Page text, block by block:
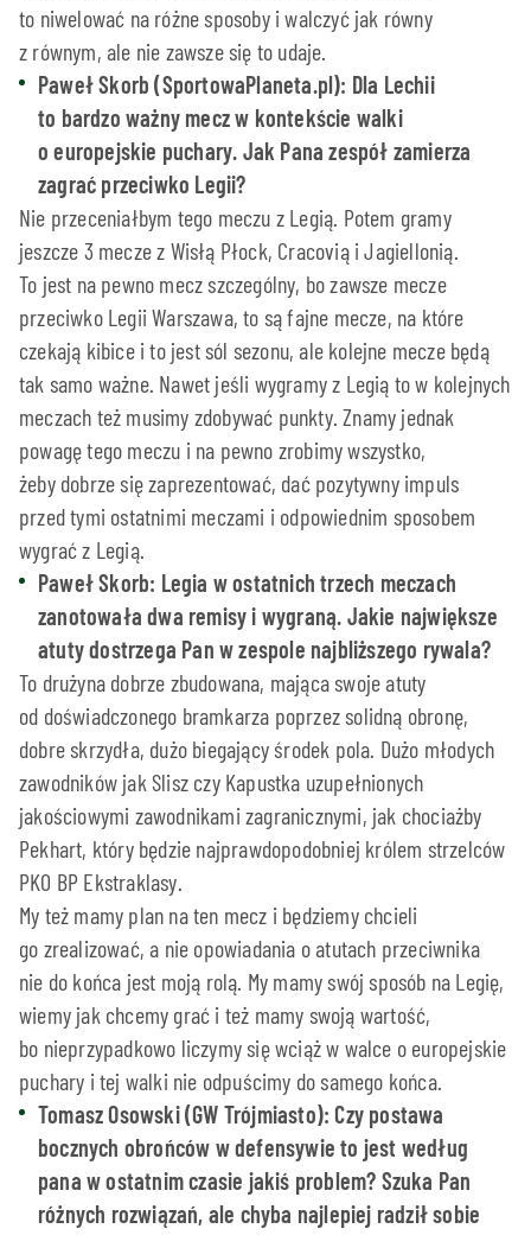
to niwelować na różne sposoby i walczyć jak równy
z równym, ale nie zawsze się to udaje.
Paweł Skorb (SportowaPlaneta.pl): Dla Lechii
to bardzo ważny mecz w kontekście walki
o europejskie puchary. Jak Pana zespół zamierza
zagrać przeciwko Legii?
Nie przeceniałbym tego meczu z Legią. Potem gramy
jeszcze 3 mecze z Wisłą Płock, Cracovią i Jagiellonią.
To jest na pewno mecz szczególny, bo zawsze mecze
przeciwko Legii Warszawa, to są fajne mecze, na które
czekają kibice i to jest sól sezonu, ale kolejne mecze będą
tak samo ważne. Nawet jeśli wygramy z Legią to w kolejnych
meczach też musimy zdobywać punkty. Znamy jednak
powagę tego meczu i na pewno zrobimy wszystko,
żeby dobrze się zaprezentować, dać pozytywny impuls
przed tymi ostatnimi meczami i odpowiednim sposobem
wygrać z Legią.
Paweł Skorb: Legia w ostatnich trzech meczach
zanotowała dwa remisy i wygraną. Jakie największe
atuty dostrzega Pan w zespole najbliższego rywala?
To drużyna dobrze zbudowana, mająca swoje atuty
od doświadczonego bramkarza poprzez solidną obronę,
dobre skrzydła, dużo biegający środek pola. Dużo młodych
zawodników jak Slisz czy Kapustka uzupełnionych
jakościowymi zawodnikami zagranicznymi, jak chociażby
Pekhart, który będzie najprawdopodobniej królem strzelców
PKO BP Ekstraklasy.
My też mamy plan na ten mecz i będziemy chcieli
go zrealizować, a nie opowiadania o atutach przeciwnika
nie do końca jest moją rolą. My mamy swój sposób na Legię,
wiemy jak chcemy grać i też mamy swoją wartość,
bo nieprzypadkowo liczymy się wciąż w walce o europejskie
puchary i tej walki nie odpuścimy do samego końca.
Tomasz Osowski (GW Trójmiasto): Czy postawa
bocznych obrońców w defensywie to jest według
pana w ostatnim czasie jakiś problem? Szuka Pan
różnych rozwiązań, ale chyba najlepiej radził sobie